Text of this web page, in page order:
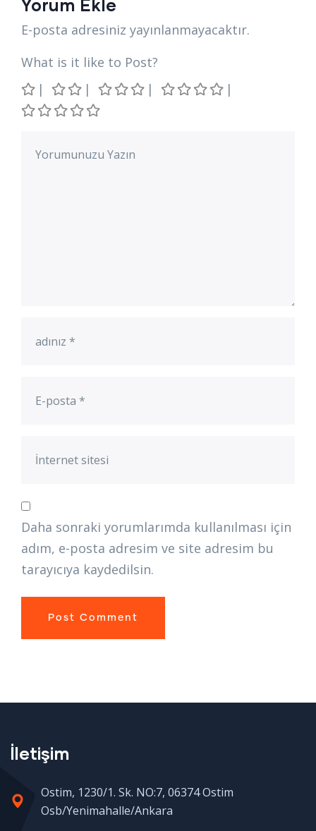
Yorum Ekle
E-posta adresiniz yayınlanmayacaktır.
What is it like to Post?
Daha sonraki yorumlarımda kullanılması için
adım, e-posta adresim ve site adresim bu
tarayıcıya kaydedilsin.
İletişim
Ostim, 1230/1. Sk. NO:7, 06374 Ostim
Osb/Yenimahalle/Ankara